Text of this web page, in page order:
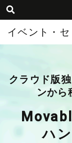
イベント・セ
クラウド版
ンから
ハ